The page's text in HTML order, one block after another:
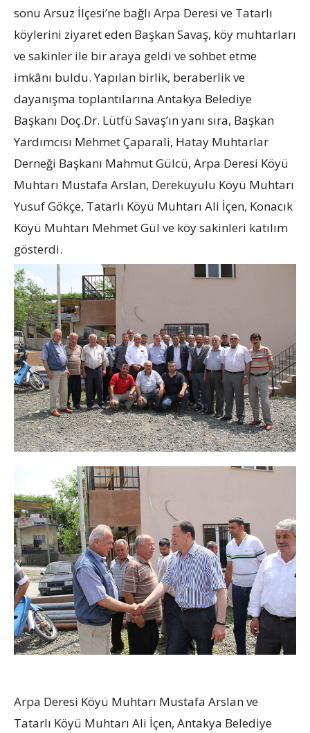
sonu Arsuz İlçesi’ne bağlı Arpa Deresi ve Tatarlı
köylerini ziyaret eden Başkan Savaş, köy muhtarları
ve sakinler ile bir araya geldi ve sohbet etme
imkânı buldu. Yapılan birlik, beraberlik ve
dayanışma toplantılarına Antakya Belediye
Başkanı Doç.Dr. Lütfü Savaş’ın yanı sıra, Başkan
Yardımcısı Mehmet Çaparali, Hatay Muhtarlar
Derneği Başkanı Mahmut Gülcü, Arpa Deresi Köyü
Muhtarı Mustafa Arslan, Derekuyulu Köyü Muhtarı
Yusuf Gökçe, Tatarlı Köyü Muhtarı Ali İçen, Konacık
Köyü Muhtarı Mehmet Gül ve köy sakinleri katılım
gösterdi.
Arpa Deresi Köyü Muhtarı Mustafa Arslan ve
Tatarlı Köyü Muhtarı Ali İçen, Antakya Belediye